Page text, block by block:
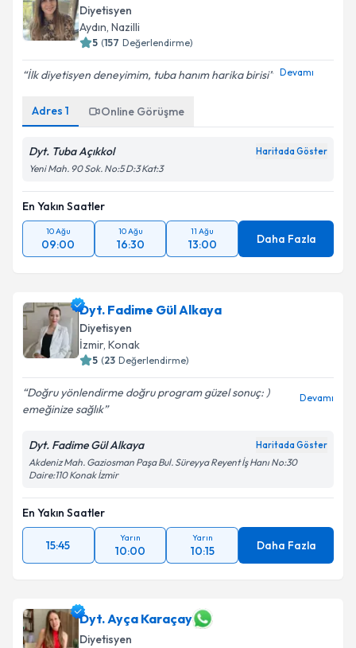
Diyetisyen
Aydın, Nazilli
5 (157 Değerlendirme)
İlk diyetisyen deneyimim, tuba hanım harika birisi Devamı
Adres 1 Online Görüşme
Dyt. Tuba Açıkkol Haritada Göster
Yeni Mah. 90 Sok. No:5 D:3 Kat:3
En Yakın Saatler
10 Ağu
09:00
10 Ağu
16:30
11 Ağu
13:00 Daha Fazla
Dyt. Fadime Gül Alkaya
Diyetisyen
İzmir, Konak
5 (23 Değerlendirme)
Doğru yönlendirme doğru program güzel sonuç: )
emeğinize sağlık
Devamı
Dyt. Fadime Gül Alkaya Haritada Göster
Akdeniz Mah. Gaziosman Paşa Bul. Süreyya Reyent İş Hanı No:30
Daire:110 Konak İzmir
En Yakın Saatler
15:45
Yarın
10:00
Yarın
10:15 Daha Fazla
Dyt. Ayça Karaçay
Diyetisyen